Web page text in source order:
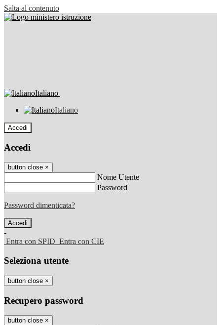
Salta al contenuto
Italiano
Italiano
Accedi
Accedi
button close ×
Nome Utente
Password
Password dimenticata?
-
Entra con SPID Entra con CIE
Seleziona utente
button close ×
Recupero password
button close ×